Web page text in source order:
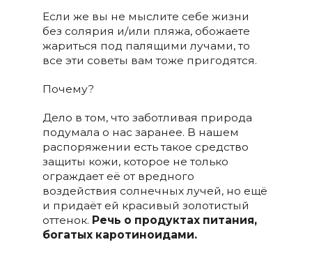
Если же вы не мыслите себе жизни
без солярия и/или пляжа, обожаете
жариться под палящими лучами, то
все эти советы вам тоже пригодятся.
Почему?
Дело в том, что заботливая природа
подумала о нас заранее. В нашем
распоряжении есть такое средство
защиты кожи, которое не только
ограждает её от вредного
воздействия солнечных лучей, но ещё
и придаёт ей красивый золотистый
оттенок. Речь о продуктах питания,
богатых каротиноидами.